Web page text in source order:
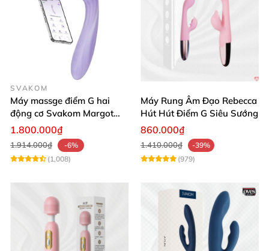
SVAKOM
Máy massge điểm G hai
động cơ Svakom Margot
điều khiển qua app
1.800.000₫
1.914.000₫
-6%
(1,008)
Máy Rung Âm Đạo Rebecca
Hút Hút Điểm G Siêu Sướng
860.000₫
1.410.000₫
-39%
(979)